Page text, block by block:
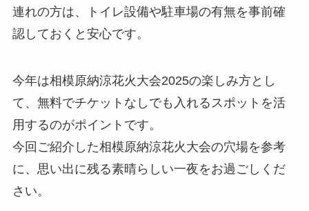
連れの方は、トイレ設備や駐車場の有無を事前確
認しておくと安心です。
今年は相模原納涼花火大会2025の楽しみ方とし
て、無料でチケットなしでも入れるスポットを活
用するのがポイントです。
今回ご紹介した相模原納涼花火大会の穴場を参考
に、思い出に残る素晴らしい一夜をお過ごしくだ
さい。